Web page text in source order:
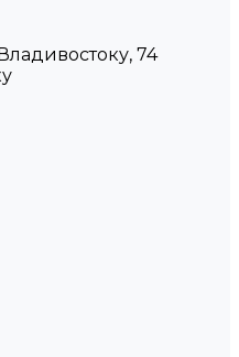
74